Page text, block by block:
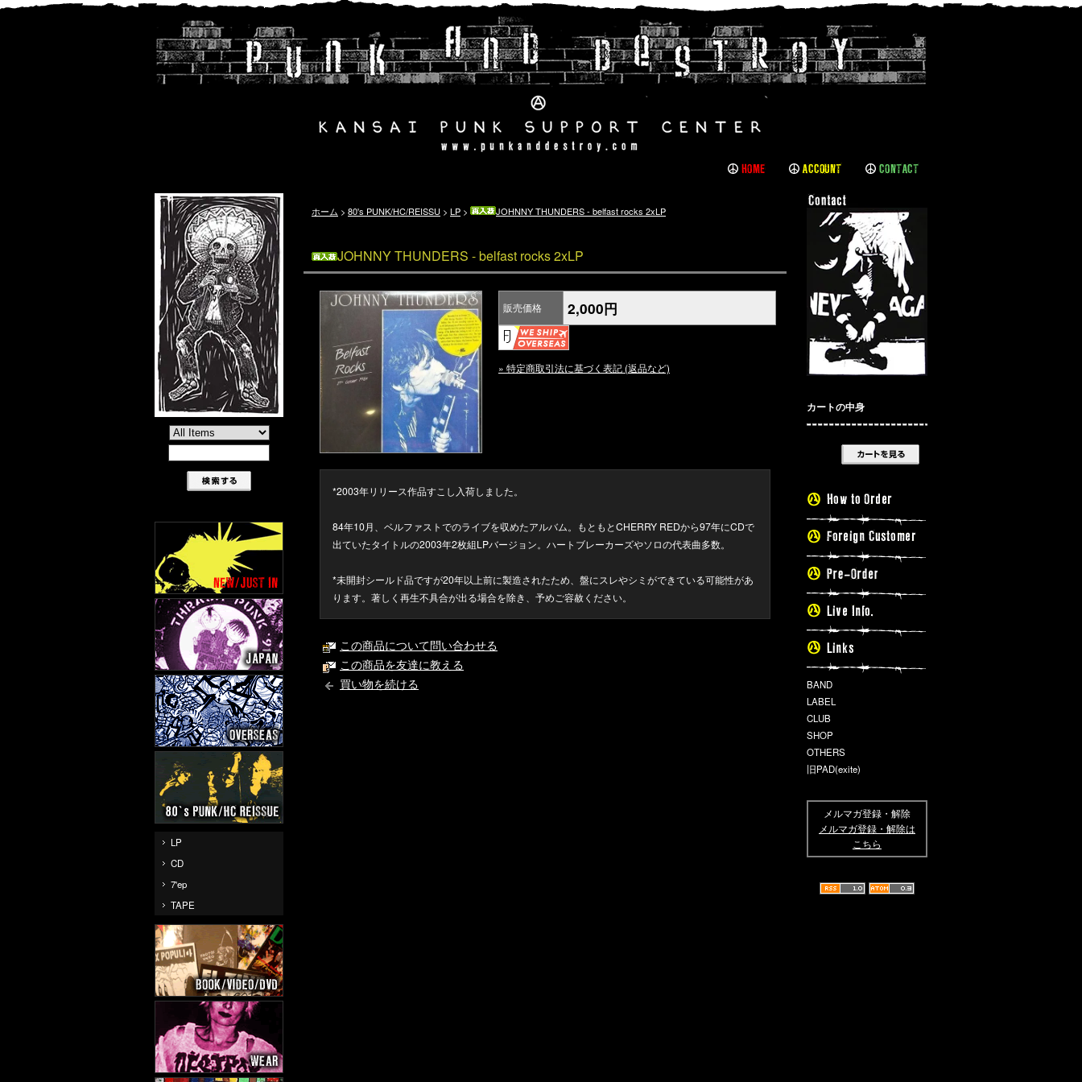
LP
CD
7'ep
TAPE
ホーム > 80's PUNK/HC/REISSU > LP > JOHNNY THUNDERS - belfast rocks 2xLP
JOHNNY THUNDERS - belfast rocks 2xLP
販売価格 2,000円
» 特定商取引法に基づく表記 (返品など)
*2003年リリース作品すこし入荷しました。
84年10月、ベルファストでのライブを収めたアルバム。もともとCHERRY REDから97年にCDで
出ていたタイトルの2003年2枚組LPバージョン。ハートブレーカーズやソロの代表曲多数。
*未開封シールド品ですが20年以上前に製造されたため、盤にスレやシミができている可能性があ
ります。著しく再生不具合が出る場合を除き、予めご容赦ください。
この商品について問い合わせる
この商品を友達に教える
買い物を続ける
カートの中身
BAND
LABEL
CLUB
SHOP
OTHERS
旧PAD(exite)
メルマガ登録・解除
メルマガ登録・解除は
こちら